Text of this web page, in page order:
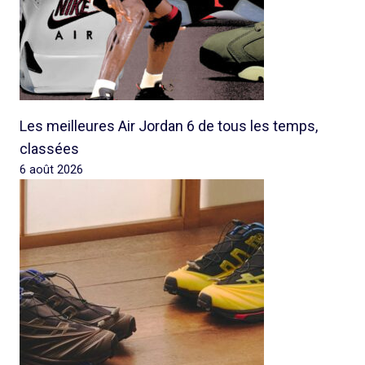
Les meilleures Air Jordan 6 de tous les temps,
classées
6 août 2026